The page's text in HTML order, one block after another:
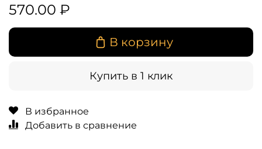
570.00 ₽
В корзину
Купить в 1 клик
В избранное
Добавить в сравнение